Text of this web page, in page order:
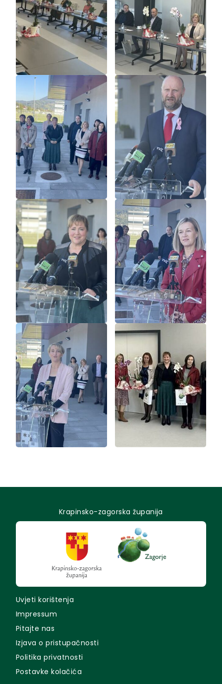
Krapinsko-zagorska županija
Uvjeti korištenja
Impressum
Pitajte nas
Izjava o pristupačnosti
Politika privatnosti
Postavke kolačića